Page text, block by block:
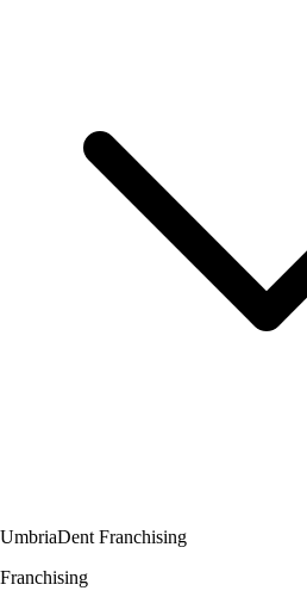
UmbriaDent Franchising
Franchising